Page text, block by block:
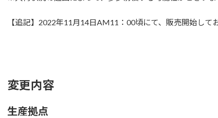
【追記】2022年11月14日AM11：00頃にて、販売開始して
変更内容
生産拠点